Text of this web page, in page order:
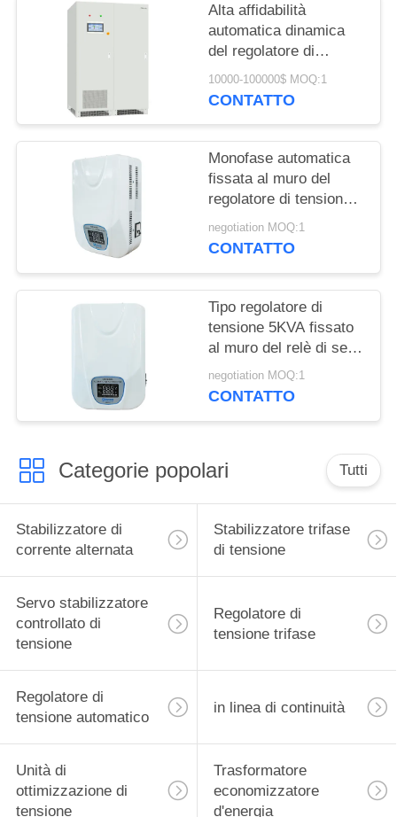
Alta affidabilità
automatica dinamica
del regolatore di
tensione DVR
10000-100000$ MOQ:1
CONTATTO
Monofase automatica
fissata al muro del
regolatore di tensione
10KVA di AVR
negotiation MOQ:1
CONTATTO
Tipo regolatore di
tensione 5KVA fissato
al muro del relè di serie
di DJA di AVR
negotiation MOQ:1
CONTATTO
Categorie popolari Tutti
Stabilizzatore di
corrente alternata
Stabilizzatore trifase
di tensione
Servo stabilizzatore
controllato di
tensione
Regolatore di
tensione trifase
Regolatore di
tensione automatico
in linea di continuità
Unità di
ottimizzazione di
tensione
Trasformatore
economizzatore
d'energia